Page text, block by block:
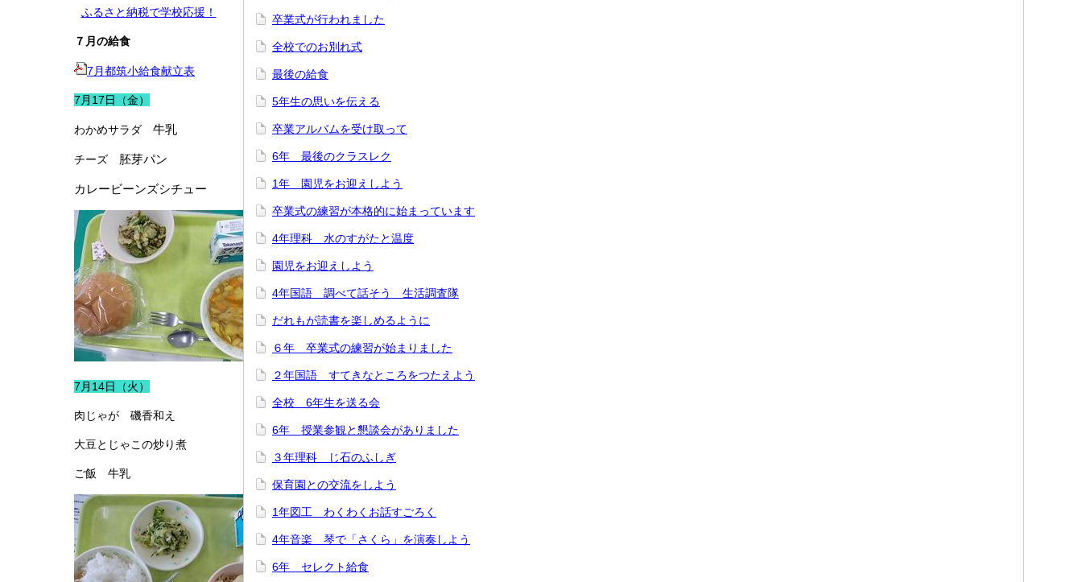
ふるさと納税で学校応援！
７月の給食
7月都筑小給食献立表
7月17日（金）
わかめサラダ 牛乳
チーズ 胚芽パン
カレービーンズシチュー
7月14日（火）
肉じゃが 磯香和え
大豆とじゃこの炒り煮
ご飯 牛乳
卒業式が行われました
全校でのお別れ式
最後の給食
5年生の思いを伝える
卒業アルバムを受け取って
6年 最後のクラスレク
1年 園児をお迎えしよう
卒業式の練習が本格的に始まっています
4年理科 水のすがたと温度
園児をお迎えしよう
4年国語 調べて話そう 生活調査隊
だれもが読書を楽しめるように
６年 卒業式の練習が始まりました
２年国語 すてきなところをつたえよう
全校 6年生を送る会
6年 授業参観と懇談会がありました
３年理科 じ石のふしぎ
保育園との交流をしよう
1年図工 わくわくお話すごろく
4年音楽 琴で「さくら」を演奏しよう
6年 セレクト給食